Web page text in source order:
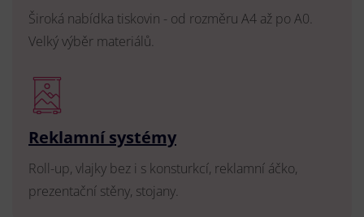
Široká nabídka tiskovin - od rozměru A4 až po A0.
Velký výběr materiálů.
Reklamní systémy
Roll-up, vlajky bez i s konsturkcí, reklamní áčko,
prezentační stěny, stojany.